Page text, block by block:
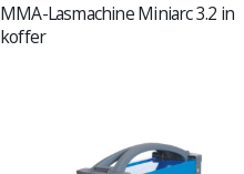
MMA-Lasmachine Miniarc 3.2 in
koffer